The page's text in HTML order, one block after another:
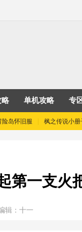
略 单机攻略 专
险岛怀旧服 枫之传说小册
第一支火
辑：十一